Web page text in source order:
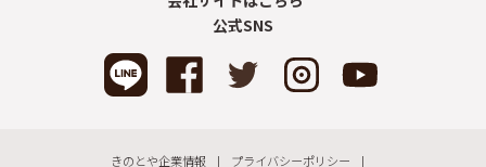
公式SNS
きのとや企業情報
プライバシーポリシー